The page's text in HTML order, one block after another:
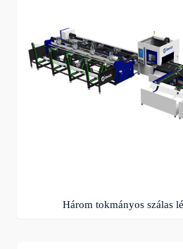
Három tokmányos szálas